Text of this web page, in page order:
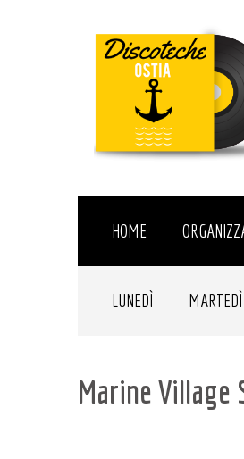
HOME
LUNEDÌ MARTEDÌ
Marine Village